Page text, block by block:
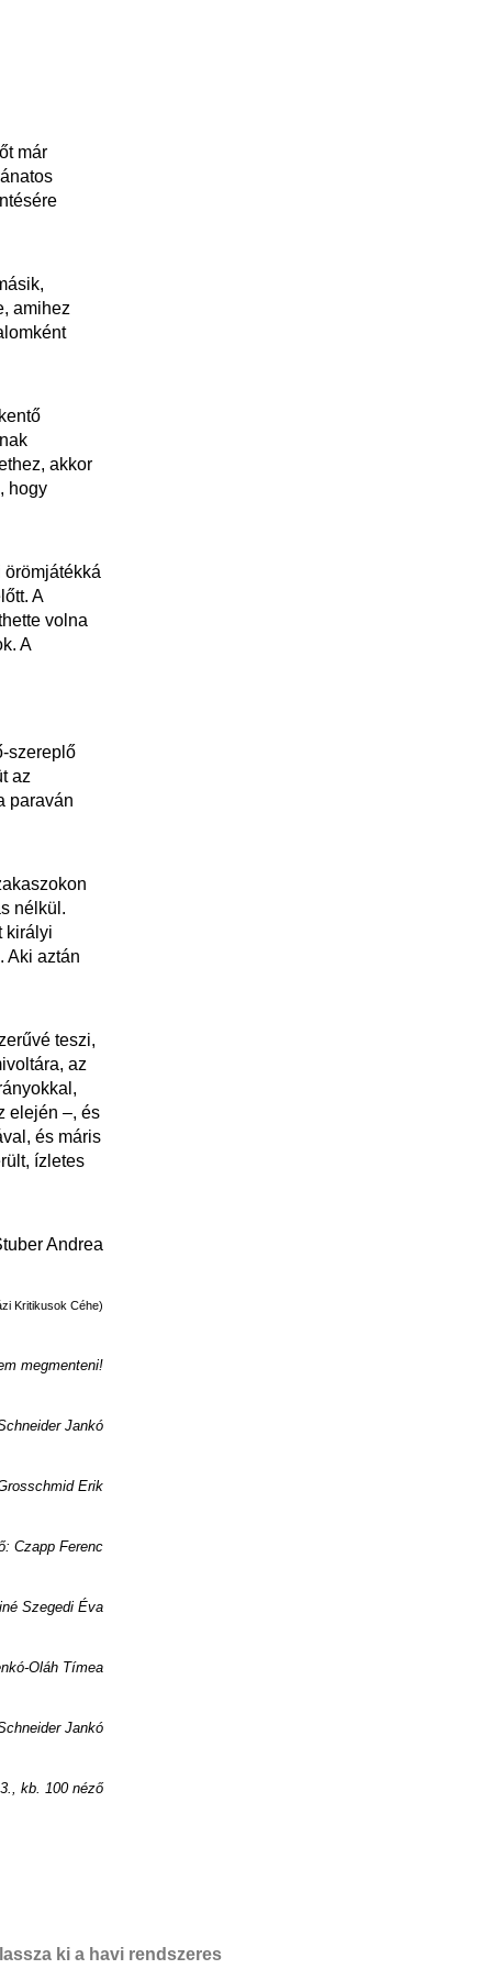
már
amihez
akkor
hogy
A
volna
A
szereplő
az
paraván
nélkül.
királyi
Aki aztán
teszi,
az
elején –, és
és máris
ízletes
Andrea
Kritikusok Céhe)
megmenteni!
Jankó
Erik
Czapp Ferenc
Szegedi Éva
Oláh Tímea
Jankó
kb. 100 néző
ki a havi rendszeres